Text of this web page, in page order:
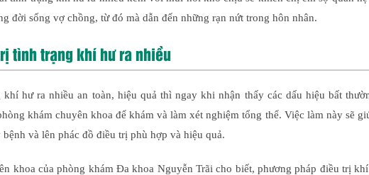
đời sống vợ chồng, từ đó mà dẫn đến những rạn nứt trong hôn nhân.
tình trạng khí hư ra nhiều
hư ra nhiều an toàn, hiệu quả thì ngay khi nhận thấy các dấu hiệu bất
khám chuyên khoa để khám và làm xét nghiệm tổng thể. Việc làm này sẽ
và lên phác đồ điều trị phù hợp và hiệu quả.
khoa của phòng khám Đa khoa Nguyễn Trãi cho biết, phương pháp điều trị